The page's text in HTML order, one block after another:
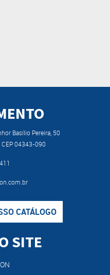
Basílio Pereira, 50
04343-090
CATÁLOGO
SITE